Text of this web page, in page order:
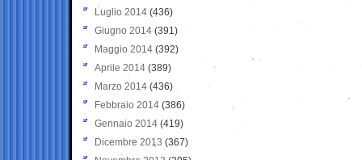
Luglio 2014 (436)
Giugno 2014 (391)
Maggio 2014 (392)
Aprile 2014 (389)
Marzo 2014 (436)
Febbraio 2014 (386)
Gennaio 2014 (419)
Dicembre 2013 (367)